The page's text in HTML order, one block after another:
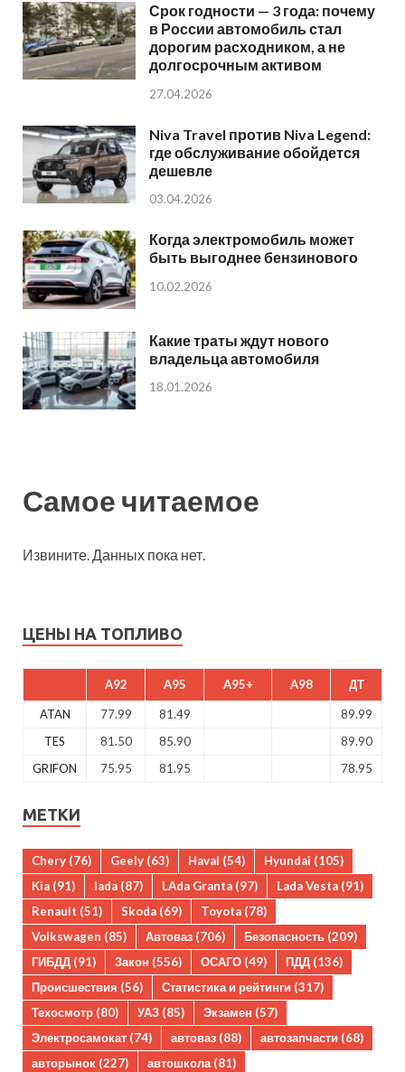
Срок годности — 3 года: почему
в России автомобиль стал
дорогим расходником, а не
долгосрочным активом
27.04.2026
Niva Travel против Niva Legend:
где обслуживание обойдется
дешевле
03.04.2026
Когда электромобиль может
быть выгоднее бензинового
10.02.2026
Какие траты ждут нового
владельца автомобиля
18.01.2026
Самое читаемое
Извините. Данных пока нет.
ЦЕНЫ НА ТОПЛИВО
A92 A95 A95+ A98 ДТ
ATAN 77.99 81.49
89.99
TES
81.50 85.90
89.90
GRIFON
75.95 81.95 78.95
МЕТКИ
Chery (76) Geely (63) Haval (54) Hyundai (105)
Kia (91) lada (87) LAda Granta (97) Lada Vesta (91)
Renault (51) Skoda (69) Toyota (78)
Volkswagen (85) Автоваз (706) Безопасность (209)
ГИБДД (91) Закон (556) ОСАГО (49) ПДД (136)
Происшествия (56) Статистика и рейтинги (317)
Техосмотр (80) УАЗ (85) Экзамен (57)
Электросамокат (74) автоваз (88) автозапчасти (68)
авторынок (227) автошкола(81)